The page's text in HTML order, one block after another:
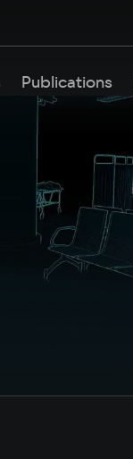
Publications